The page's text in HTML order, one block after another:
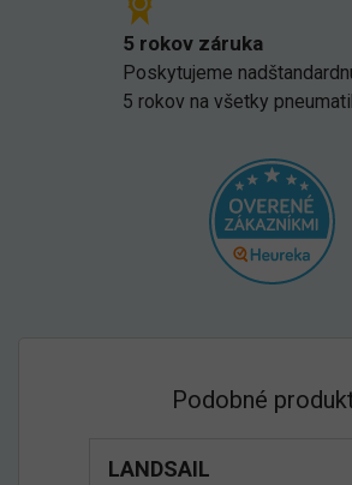
5 rokov záruka
Poskytujeme
5 rokov na všetky
Podobné
LANDSAIL